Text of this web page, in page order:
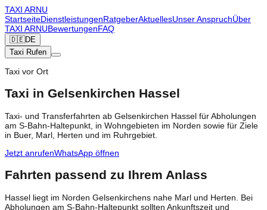
TAXI ARNU
StartseiteDienstleistungenRatgeberAktuellesUnser AnspruchÜber
TAXI ARNUBewertungenFAQ
🇩🇪DE
Taxi Rufen
Taxi vor Ort
Taxi in Gelsenkirchen Hassel
Taxi- und Transferfahrten ab Gelsenkirchen Hassel für Abholungen
am S-Bahn-Haltepunkt, in Wohngebieten im Norden sowie für Ziele
in Buer, Marl, Herten und im Ruhrgebiet.
Jetzt anrufenWhatsApp öffnen
Fahrten passend zu Ihrem Anlass
Hassel liegt im Norden Gelsenkirchens nahe Marl und Herten. Bei
Abholungen am S-Bahn-Haltepunkt sollten Ankunftszeit und